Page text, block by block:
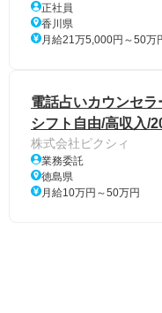
正社員
香川県
月給21万5,000円～50万
電話占いカウンセ
シフト自由/高収入/
株式会社ピクシィ
業務委託
徳島県
月給10万円～50万円